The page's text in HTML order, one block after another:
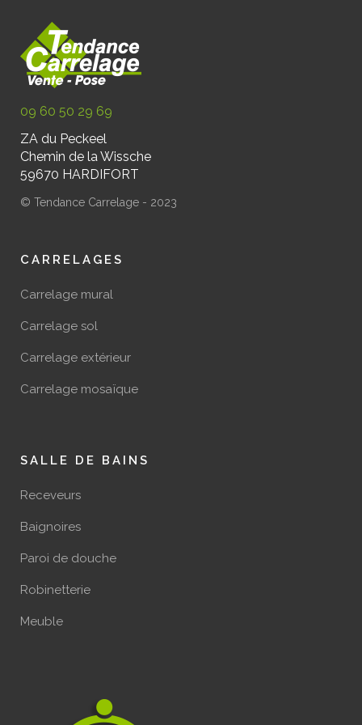
09 60 50 29 69
ZA du Peckeel
Chemin de la Wissche
59670 HARDIFORT
© Tendance Carrelage - 2023
CARRELAGES
Carrelage mural
Carrelage sol
Carrelage extérieur
Carrelage mosaïque
SALLE DE BAINS
Receveurs
Baignoires
Paroi de douche
Robinetterie
Meuble